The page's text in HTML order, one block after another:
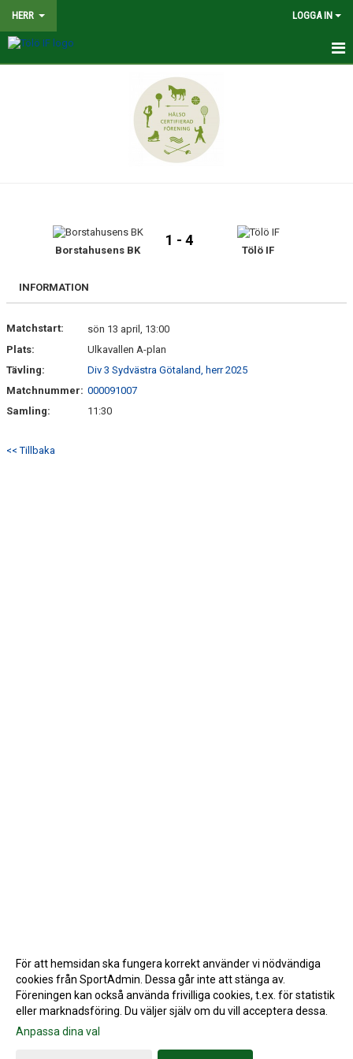
HERR LOGGA IN
BILDGALLERI
DOKUMENT
Borstahusens BK
1 - 4
Tölö IF
INFORMATION
Matchstart:
sön 13 april, 13:00
Plats:
Ulkavallen A-plan
Tävling:
Div 3 Sydvästra Götaland, herr 2025
Matchnummer: 000091007
Samling:
11:30
<< Tillbaka
Gå till Webbversion
För att hemsidan ska fungera korrekt använder vi nödvändiga
cookies från SportAdmin. Dessa går inte att stänga av.
Föreningen kan också använda frivilliga cookies, t.ex. för statistik
eller marknadsföring. Du väljer själv om du vill acceptera dessa.
Anpassa dina val